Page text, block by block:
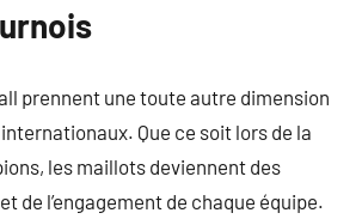
prennent une toute autre dimension
Que ce soit lors de la
les maillots deviennent des
de l’engagement de chaque équipe.